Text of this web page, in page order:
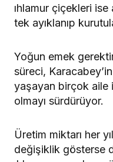
ıhlamur çiçekleri
tek ayıklanıp
Yoğun emek
süreci,
yaşayan birçok aile
olmayı sürdürüyor.
Üretim miktarı her
değişiklik gösterse